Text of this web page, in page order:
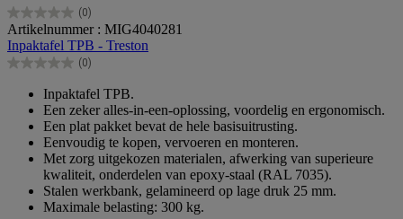
(0)
0.0
van
de
5
Artikelnummer : MIG4040281
Inpaktafel TPB - Treston
(0)
0.0
sterren.
Inpaktafel TPB.
Een zeker alles-in-een-oplossing, voordelig en ergonomisch.
Een plat pakket bevat de hele basisuitrusting.
Eenvoudig te kopen, vervoeren en monteren.
Met zorg uitgekozen materialen, afwerking van superieure
kwaliteit, onderdelen van epoxy-staal (RAL 7035).
Stalen werkbank, gelamineerd op lage druk 25 mm.
Maximale belasting: 300 kg.